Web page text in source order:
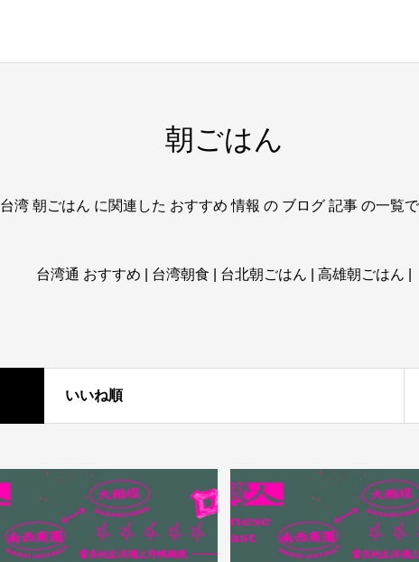
朝ごはん
台湾 朝ごはん に関連した おすすめ 情報 の ブログ 記事 の一覧で
台湾通 おすすめ | 台湾朝食 | 台北朝ごはん | 高雄朝ごはん |
いいね順